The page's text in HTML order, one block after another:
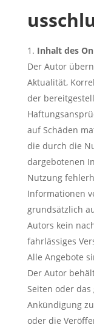
Inhalt des
Der Autor
Aktualität,
der
auf Schäden
die durch die
dargebotenen
Nutzung
Informationen
grundsätzlich
Autors kein
fahrlässiges
Alle Angebote
Der Autor
Seiten oder
Ankündigung
oder die